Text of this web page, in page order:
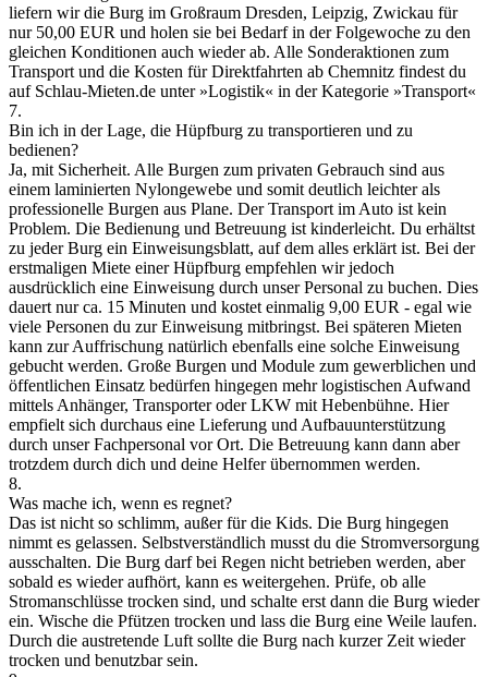
liefern wir die Burg im Großraum Dresden, Leipzig, Zwickau für
nur 50,00 EUR und holen sie bei Bedarf in der Folgewoche zu den
gleichen Konditionen auch wieder ab. Alle Sonderaktionen zum
Transport und die Kosten für Direktfahrten ab Chemnitz findest du
auf Schlau-Mieten.de unter »Logistik« in der Kategorie »Transport«
7.
Bin ich in der Lage, die Hüpfburg zu transportieren und zu
bedienen?
Ja, mit Sicherheit. Alle Burgen zum privaten Gebrauch sind aus
einem laminierten Nylongewebe und somit deutlich leichter als
professionelle Burgen aus Plane. Der Transport im Auto ist kein
Problem. Die Bedienung und Betreuung ist kinderleicht. Du erhältst
zu jeder Burg ein Einweisungsblatt, auf dem alles erklärt ist. Bei der
erstmaligen Miete einer Hüpfburg empfehlen wir jedoch
ausdrücklich eine Einweisung durch unser Personal zu buchen. Dies
dauert nur ca. 15 Minuten und kostet einmalig 9,00 EUR - egal wie
viele Personen du zur Einweisung mitbringst. Bei späteren Mieten
kann zur Auffrischung natürlich ebenfalls eine solche Einweisung
gebucht werden. Große Burgen und Module zum gewerblichen und
öffentlichen Einsatz bedürfen hingegen mehr logistischen Aufwand
mittels Anhänger, Transporter oder LKW mit Hebenbühne. Hier
empfielt sich durchaus eine Lieferung und Aufbauunterstützung
durch unser Fachpersonal vor Ort. Die Betreuung kann dann aber
trotzdem durch dich und deine Helfer übernommen werden.
8.
Was mache ich, wenn es regnet?
Das ist nicht so schlimm, außer für die Kids. Die Burg hingegen
nimmt es gelassen. Selbstverständlich musst du die Stromversorgung
ausschalten. Die Burg darf bei Regen nicht betrieben werden, aber
sobald es wieder aufhört, kann es weitergehen. Prüfe, ob alle
Stromanschlüsse trocken sind, und schalte erst dann die Burg wieder
ein. Wische die Pfützen trocken und lass die Burg eine Weile laufen.
Durch die austretende Luft sollte die Burg nach kurzer Zeit wieder
trocken und benutzbar sein.